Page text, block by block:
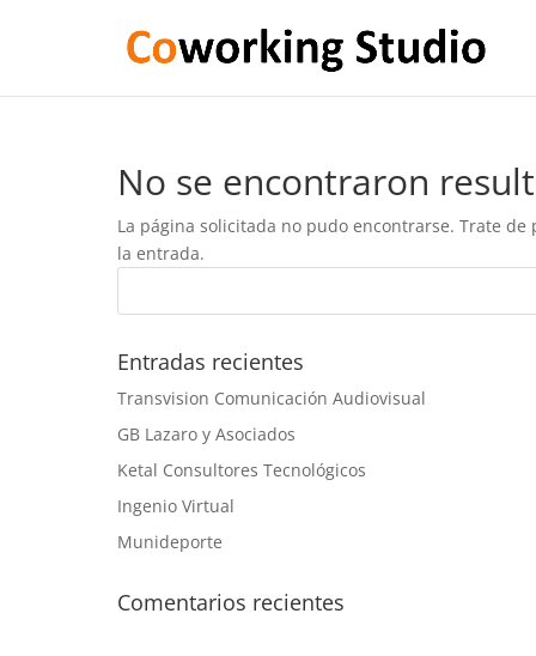
No se encontraron
La página solicitada no pudo encontrarse. Trate
la entrada.
Entradas recientes
Transvision Comunicación Audiovisual
GB Lazaro y Asociados
Ketal Consultores Tecnológicos
Ingenio Virtual
Munideporte
Comentarios recientes